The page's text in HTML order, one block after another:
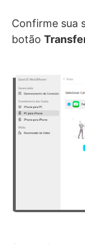
Confirme sua
botão